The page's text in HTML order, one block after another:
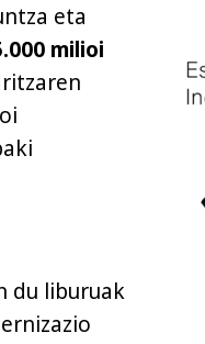
eta
milioi
du liburuak